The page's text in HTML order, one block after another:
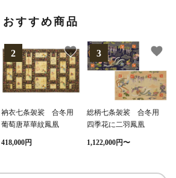
色衣・裳附
布袍・間衣
襦袢・裾除け
草履・はきもの
収納
も
書籍
礼盤 天蓋・瓔珞・吊金具
用
金香炉・花瓶・火立
・香
仏器・供笥・供物
鳴物 ご法要用品・箱類
おすすめ商品
衲衣七条袈裟 合冬用
葡萄唐草華紋鳳凰
418,000円
favorite
総柄七条袈裟 合冬用
四季花に二羽鳳凰
1,122,000円〜
favorite